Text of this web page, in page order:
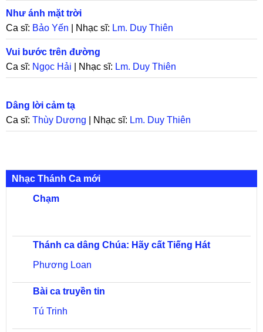
Như ánh mặt trời
Ca sĩ: Bảo Yến | Nhạc sĩ: Lm. Duy Thiên
Vui bước trên đường
Ca sĩ: Ngọc Hải | Nhạc sĩ: Lm. Duy Thiên
Dâng lời cảm tạ
Ca sĩ: Thùy Dương | Nhạc sĩ: Lm. Duy Thiên
Nhạc Thánh Ca mới
Chạm
Thánh ca dâng Chúa: Hãy cất Tiếng Hát
Phương Loan
Bài ca truyền tin
Tú Trinh